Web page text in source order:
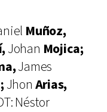
Muñoz,
Johan Mojica;
James
Jhon Arias,
Néstor